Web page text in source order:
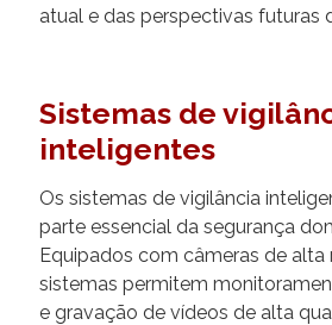
atual e das perspectivas futuras
Sistemas de
inteligentes
Os sistemas de vigilância
parte essencial da segurança
Equipados com câmeras de alta
sistemas permitem
e gravação de vídeos de alta